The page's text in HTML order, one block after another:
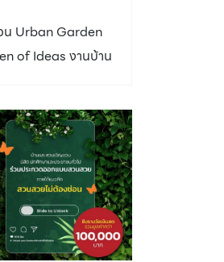
แรมที่เจ้าของอยาก
ศึกษาเกี่ยวกับยุคการ
ง ไม้ เหล็ก ดูพื้นผิว
ชอบงานเหล็กกับงาน
ตั้งบริษัท เพื่อรับงาน
เก็ต และหัวเมือง
บงานไม้ แล้วพัฒนา
งที่เราชอบตั้งแต่เด็กๆ
น Urban Garden
of Ideas งานบ้าน
ๆ อย่างพื้นที่หน้าบ้าน
กาศชุมชนที่มีตึกแถว
ะวินจักรยานยนต์
รจัดพื้นที่สวน Urban
Furniture ที่พลิก
ตัวมาออกแบบใหม่